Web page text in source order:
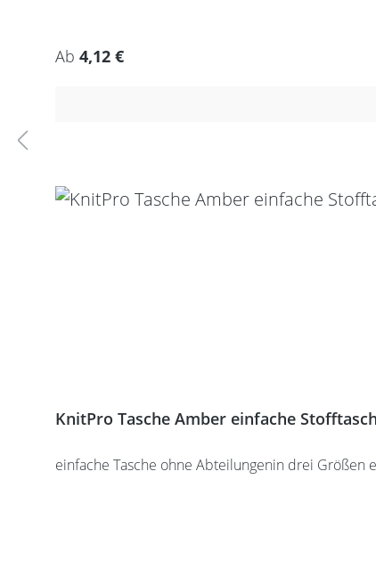
Regulärer Preis:
Ab 4,12 €
KnitPro Tasche Amber einfache
einfache Tasche ohne Abteilungenin drei Größen